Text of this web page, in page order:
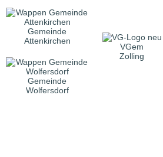
Gemeinde
Attenkirchen
VGem
Zolling
Gemeinde
Wolfersdorf